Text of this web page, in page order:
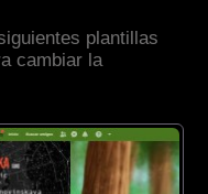
plantillas
cambiar la